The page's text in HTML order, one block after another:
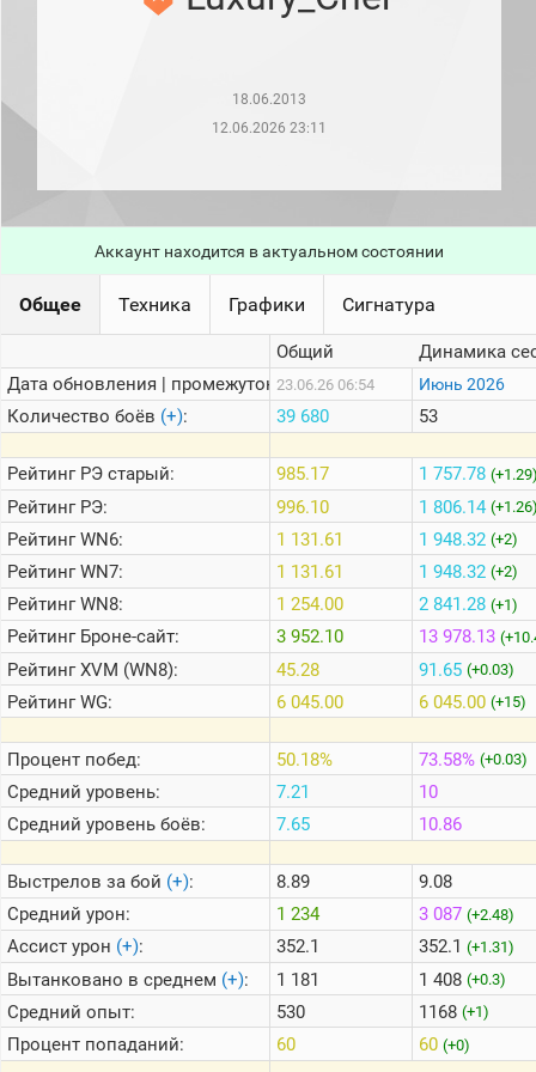
месяц)
сессии)
Кланы
Статистика
Информация
Онлайн
Цветовая
шкала
Теlegram
ВК
Портал
Мира
Танков
18.06.2013
12.06.2026 23:11
Аккаунт находится в актуальном состоянии
Общее Техника Графики Сигнатура
Дата обновления | промежуток:
Количество боёв (+):
РейтингРЭ старый:
РейтингРЭ:
РейтингWN6:
РейтингWN7:
РейтингWN8:
РейтингБроне-сайт:
РейтингXVM (WN8):
РейтингWG:
Процент побед:
Средний уровень:
Средний уровень боёв:
Выстрелов за бой (+):
Средний урон:
Ассист урон (+):
Вытанковано в среднем (+):
Средний опыт:
Процент попаданий:
Общий
23.06.26 06:54
39 680
985.17
996.10
1 131.61
1 131.61
1 254.00
3 952.10
45.28
6 045.00
50.18%
7.21
7.65
8.89
1 234
352.1
1 181
530
60
Динамика
Июнь 2026
53
1 757.78
1 806.14
1 948.32 (+2)
1 948.32 (+2)
2 841.28 (+1)
13 978.13
91.65 (+0.03)
6 045.00 (+15)
73.58% (+0.03)
10
10.86
9.08
3 087 (+2.48)
352.1 (+1.31)
1 408 (+0.3)
1168 (+1)
60 (+0)